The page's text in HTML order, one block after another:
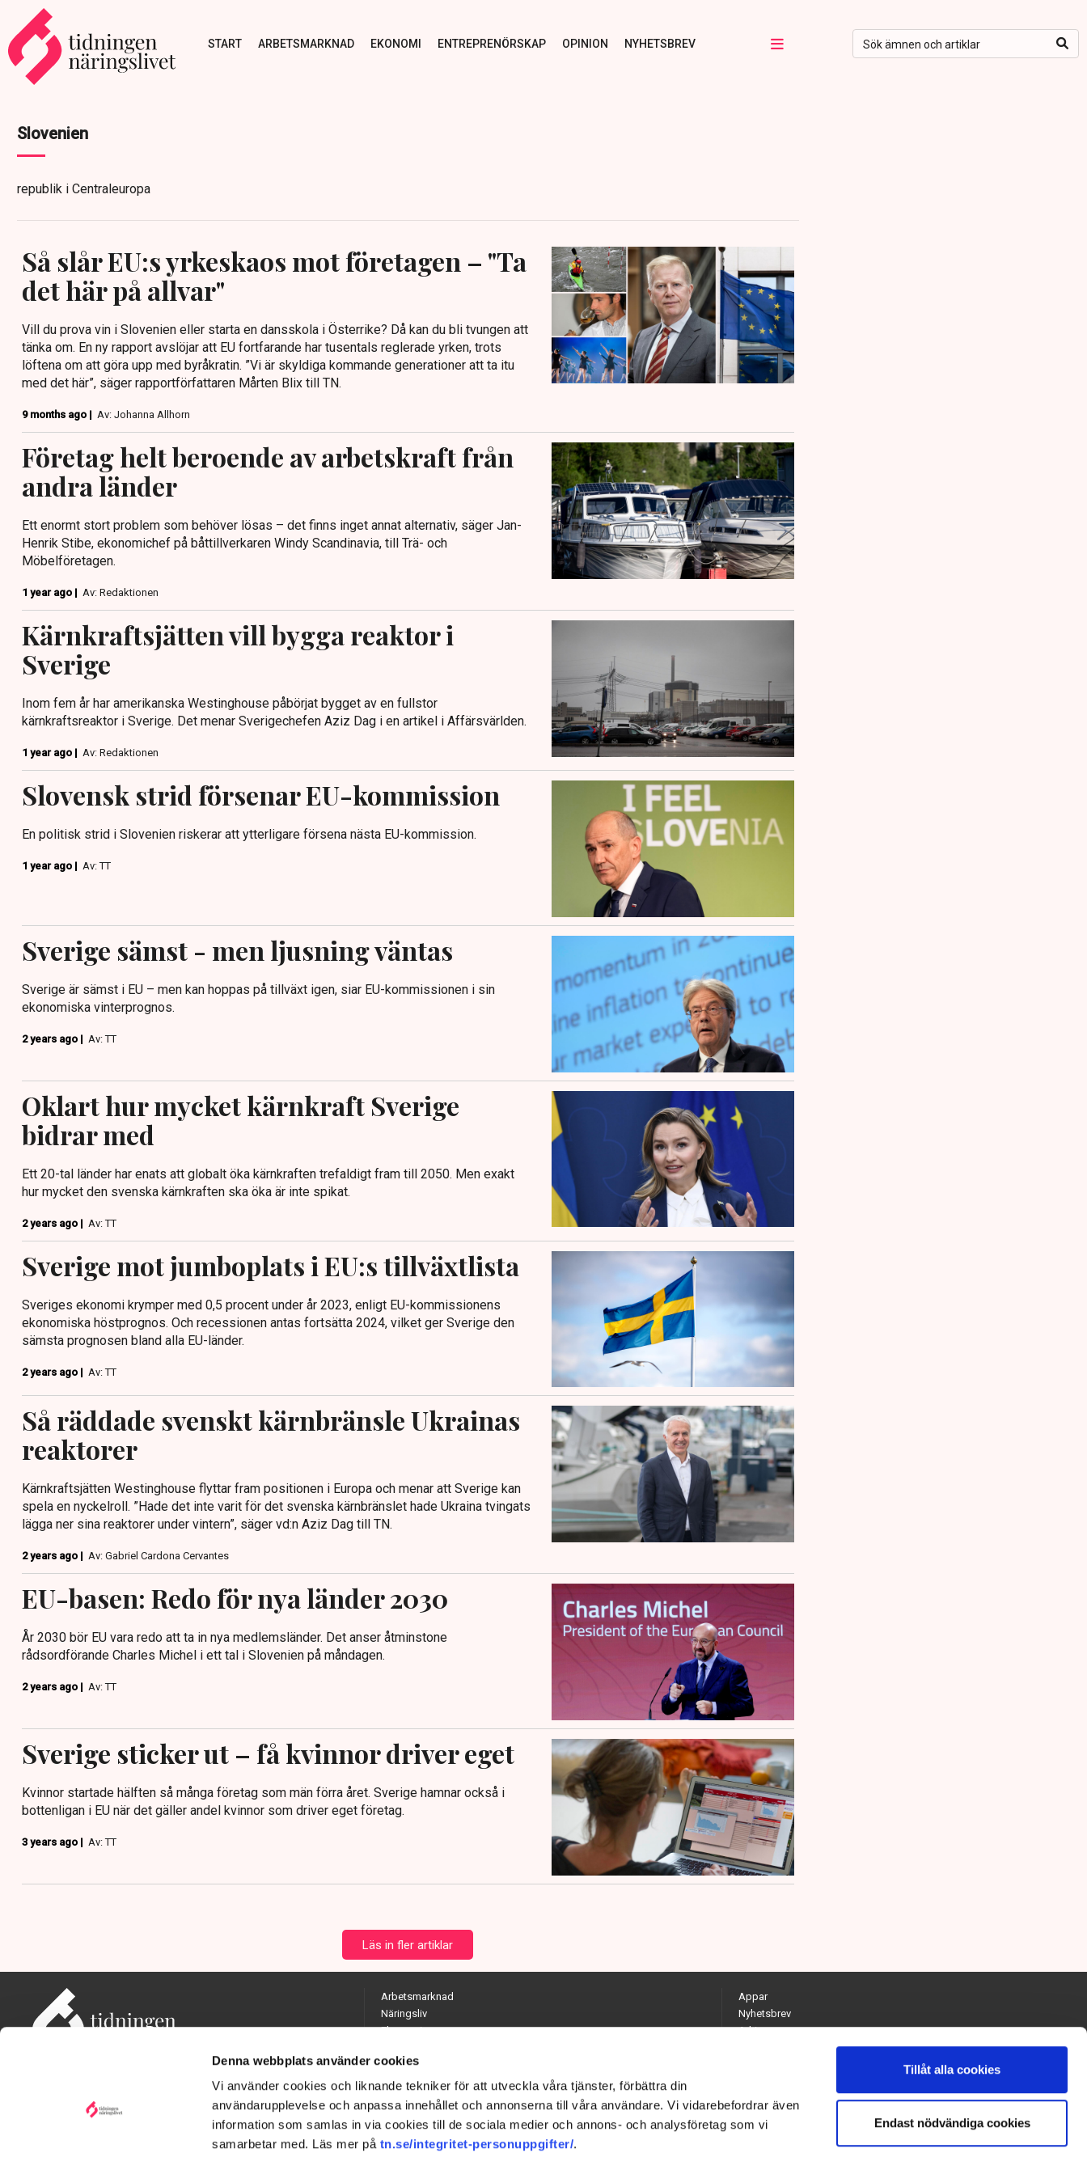
Denna webbplats använder cookies
Vi använder cookies och liknande tekniker för att utveckla våra tjänster, förbättra din
användarupplevelse och anpassa innehållet och annonserna till våra användare. Vi vidarebefordrar även
information som samlas in via cookies till de sociala medier och annons- och analysföretag som vi
samarbetar med. Läs mer på tn.se/integritet-personuppgifter/.
Tillåt alla cookies
Endast nödvändiga cookies
START ARBETSMARKNAD EKONOMI ENTREPRENÖRSKAP OPINION NYHETSBREV
Slovenien
republik i Centraleuropa
Så slår EU:s yrkeskaos mot företagen – "Ta
det här på allvar"
Vill du prova vin i Slovenien eller starta en dansskola i Österrike? Då kan du bli tvungen att
tänka om. En ny rapport avslöjar att EU fortfarande har tusentals reglerade yrken, trots
löftena om att göra upp med byråkratin. ”Vi är skyldiga kommande generationer att ta itu
med det här”, säger rapportförfattaren Mårten Blix till TN.
9 months ago | Av: Johanna Allhorn
Företag helt beroende av arbetskraft från
andra länder
Ett enormt stort problem som behöver lösas – det finns inget annat alternativ, säger Jan-
Henrik Stibe, ekonomichef på båttillverkaren Windy Scandinavia, till Trä- och
Möbelföretagen.
1 year ago | Av: Redaktionen
Kärnkraftsjätten vill bygga reaktor i
Sverige
Inom fem år har amerikanska Westinghouse påbörjat bygget av en fullstor
kärnkraftsreaktor i Sverige. Det menar Sverigechefen Aziz Dag i en artikel i Affärsvärlden.
1 year ago | Av: Redaktionen
Slovensk strid försenar EU-kommission
En politisk strid i Slovenien riskerar att ytterligare försena nästa EU-kommission.
1 year ago | Av: TT
Sverige sämst - men ljusning väntas
Sverige är sämst i EU – men kan hoppas på tillväxt igen, siar EU-kommissionen i sin
ekonomiska vinterprognos.
2 years ago | Av: TT
Oklart hur mycket kärnkraft Sverige
bidrar med
Ett 20-tal länder har enats att globalt öka kärnkraften trefaldigt fram till 2050. Men exakt
hur mycket den svenska kärnkraften ska öka är inte spikat.
2 years ago | Av: TT
Sverige mot jumboplats i EU:s tillväxtlista
Sveriges ekonomi krymper med 0,5 procent under år 2023, enligt EU-kommissionens
ekonomiska höstprognos. Och recessionen antas fortsätta 2024, vilket ger Sverige den
sämsta prognosen bland alla EU-länder.
2 years ago | Av: TT
Så räddade svenskt kärnbränsle Ukrainas
reaktorer
Kärnkraftsjätten Westinghouse flyttar fram positionen i Europa och menar att Sverige kan
spela en nyckelroll. ”Hade det inte varit för det svenska kärnbränslet hade Ukraina tvingats
lägga ner sina reaktorer under vintern”, säger vd:n Aziz Dag till TN.
2 years ago | Av: Gabriel Cardona Cervantes
EU-basen: Redo för nya länder 2030
År 2030 bör EU vara redo att ta in nya medlemsländer. Det anser åtminstone
rådsordförande Charles Michel i ett tal i Slovenien på måndagen.
2 years ago | Av: TT
Sverige sticker ut – få kvinnor driver eget
Kvinnor startade hälften så många företag som män förra året. Sverige hamnar också i
bottenligan i EU när det gäller andel kvinnor som driver eget företag.
3 years ago | Av: TT
Läs in fler artiklar
Adress: Tidningen Näringslivet, 114 82 Stockholm
Besöksadress: Storgatan 19, Stockholm
Arbetsmarknad
Näringsliv
Ekonomi
Opinion
Hållbarhet
Utrikes
Quiz
Appar
Nyhetsbrev
Arkiv
Kontakta redaktionen
Chefredaktör och ansvarig utgivare: